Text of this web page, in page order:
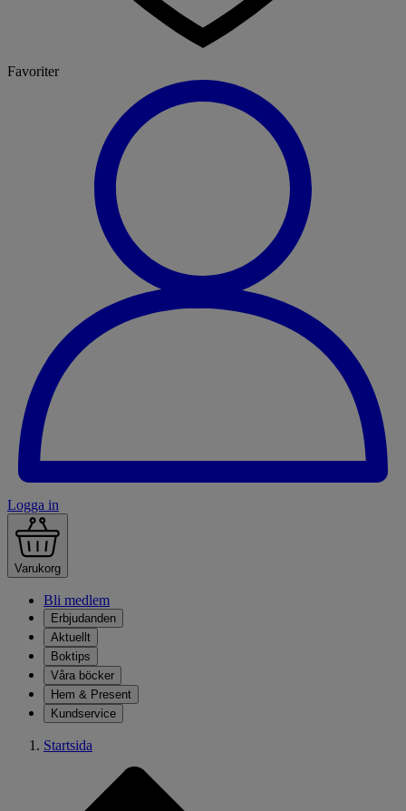
Favoriter
Logga in
Varukorg
Bli medlem
Erbjudanden
Aktuellt
Boktips
Våra böcker
Hem & Present
Kundservice
Startsida